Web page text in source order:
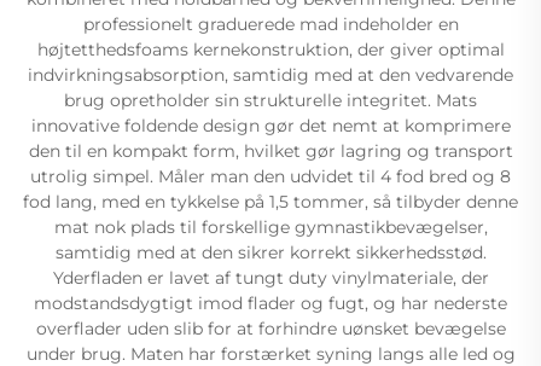
professionelt graduerede mad indeholder en
højtetthedsfoams kernekonstruktion, der giver optimal
indvirkningsabsorption, samtidig med at den vedvarende
brug opretholder sin strukturelle integritet. Mats
innovative foldende design gør det nemt at komprimere
den til en kompakt form, hvilket gør lagring og transport
utrolig simpel. Måler man den udvidet til 4 fod bred og 8
fod lang, med en tykkelse på 1,5 tommer, så tilbyder denne
mat nok plads til forskellige gymnastikbevægelser,
samtidig med at den sikrer korrekt sikkerhedsstød.
Yderfladen er lavet af tungt duty vinylmateriale, der
modstandsdygtigt imod flader og fugt, og har nederste
overflader uden slib for at forhindre uønsket bevægelse
under brug. Maten har forstærket syning langs alle led og